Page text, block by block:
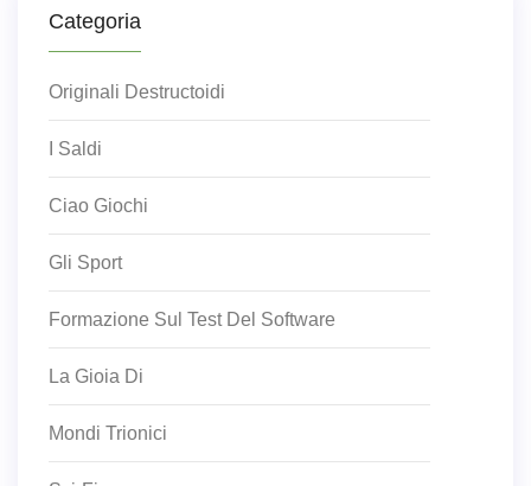
Categoria
Originali Destructoidi
I Saldi
Ciao Giochi
Gli Sport
Formazione Sul Test Del Software
La Gioia Di
Mondi Trionici